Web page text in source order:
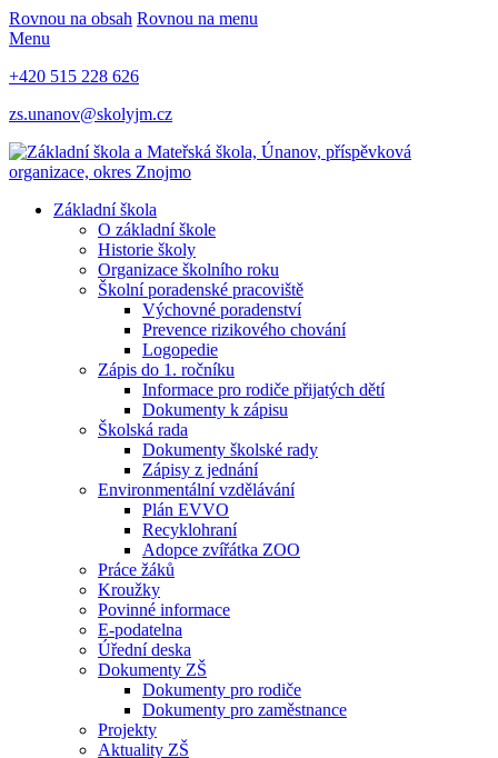
Rovnou na obsah Rovnou na menu
Menu
+420 515 228 626
zs.unanov@skolyjm.cz
Základní škola
O základní škole
Historie školy
Organizace školního roku
Školní poradenské pracoviště
Výchovné poradenství
Prevence rizikového chování
Logopedie
Zápis do 1. ročníku
Informace pro rodiče přijatých dětí
Dokumenty k zápisu
Školská rada
Dokumenty školské rady
Zápisy z jednání
Environmentální vzdělávání
Plán EVVO
Recyklohraní
Adopce zvířátka ZOO
Práce žáků
Kroužky
Povinné informace
E-podatelna
Úřední deska
Dokumenty ZŠ
Dokumenty pro rodiče
Dokumenty pro zaměstnance
Projekty
Aktuality ZŠ